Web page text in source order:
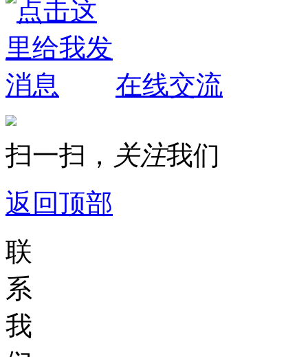
在线交流
扫一扫， 关注我们
返回顶部
联
系
我